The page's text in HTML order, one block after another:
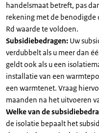
handelsmaat betreft, pas
rekening met de benodigde
Rd waarde te voldoen.
Subsidiebedragen: Uw
verdubbelt als u meer dan
geldt ook als u een
installatie van een
een warmtenet. Vraag
maanden na het uitvoeren
Welke van de
de isolatie bepaalt het